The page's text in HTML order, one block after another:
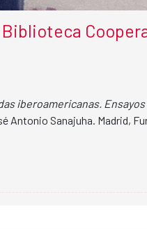
iberoamericanas.
Antonio Sanajuha. Madrid,